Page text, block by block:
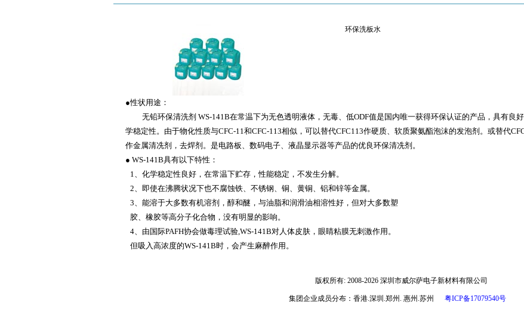
环保洗板水
●性状用途：
无铅环保清洗剂 WS-141B在常温下为无色透明液体，无毒、低ODF值是国内唯一获得环保认证的产品，具有良
学稳定性。由于物化性质与CFC-11和CFC-113相似，可以替代CFC113作硬质、软质聚氨酯泡沫的发泡剂。或替代
作金属清冼剂，去焊剂。是电路板、数码电子、液晶显示器等产品的优良环保清冼剂。
● WS-141B具有以下特性：
1、化学稳定性良好，在常温下贮存，性能稳定，不发生分解。
2、即使在沸腾状况下也不腐蚀铁、不锈钢、铜、黄铜、铝和锌等金属。
3、能溶于大多数有机溶剂，醇和醚，与油脂和润滑油相溶性好，但对大多数塑
胶、橡胶等高分子化合物，没有明显的影响。
4、由国际PAFH协会做毒理试验,WS-141B对人体皮肤，眼睛粘膜无刺激作用。
但吸入高浓度的WS-141B时，会产生麻醉作用。
版权所有: 2008-2026 深圳市威尔萨电子新材料有限公司
集团企业成员分布：香港.深圳.郑州. 惠州.苏州 粤ICP备17079540号